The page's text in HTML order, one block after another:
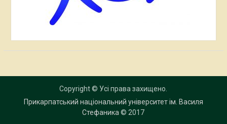
Copyright © Усі права захищено.
Прикарпатський національний університет ім. Василя
Стефаника © 2017